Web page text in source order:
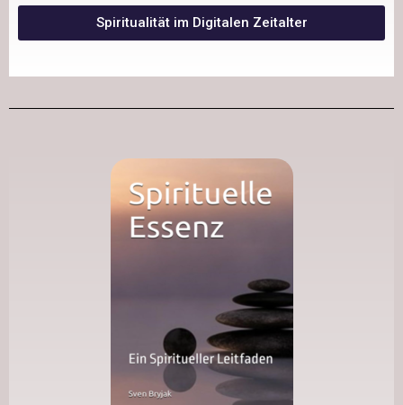
Spiritualität im Digitalen Zeitalter